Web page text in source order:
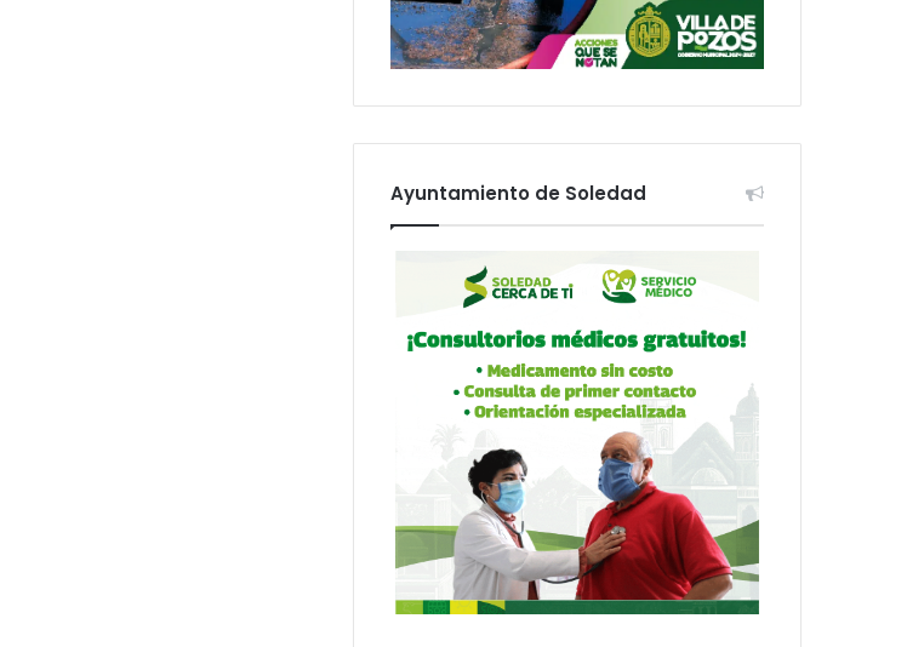
Ayuntamiento de Soledad